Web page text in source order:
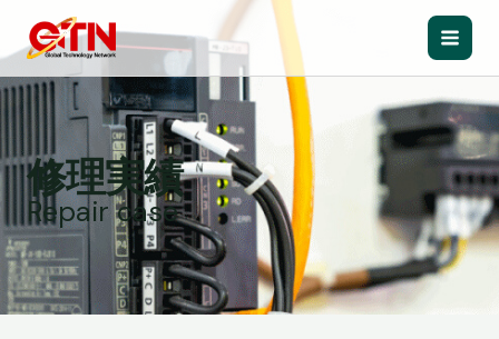
ス
プ
Main
修理実績
Repair case